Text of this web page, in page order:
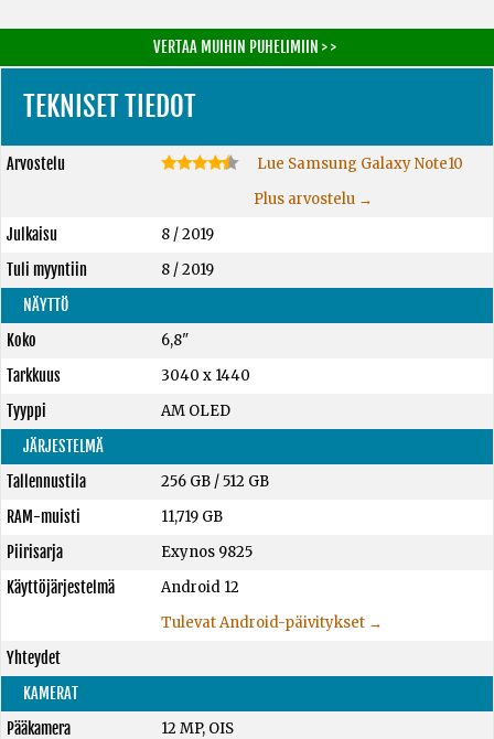
VERTAA MUIHIN PUHELIMIIN > >
TEKNISET TIEDOT
Arvostelu
Lue Samsung Galaxy Note10
Plus arvostelu →
Julkaisu
8 / 2019
Tuli myyntiin
8 / 2019
NÄYTTÖ
Koko
6,8"
Tarkkuus
3040 x 1440
Tyyppi
AM OLED
JÄRJESTELMÄ
Tallennustila
256 GB/512 GB
RAM-muisti
11,719 GB
Piirisarja
Exynos 9825
Käyttöjärjestelmä
Android 12
Tulevat Android-päivitykset →
Yhteydet
KAMERAT
Pääkamera
12 MP, OIS